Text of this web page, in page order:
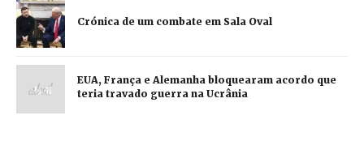
Crónica de um combate em Sala Oval
EUA, França e Alemanha bloquearam acordo que
teria travado guerra na Ucrânia